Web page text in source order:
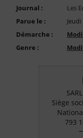
Journal :
Les
Parue le :
Démarche :
Genre :
Siège
793